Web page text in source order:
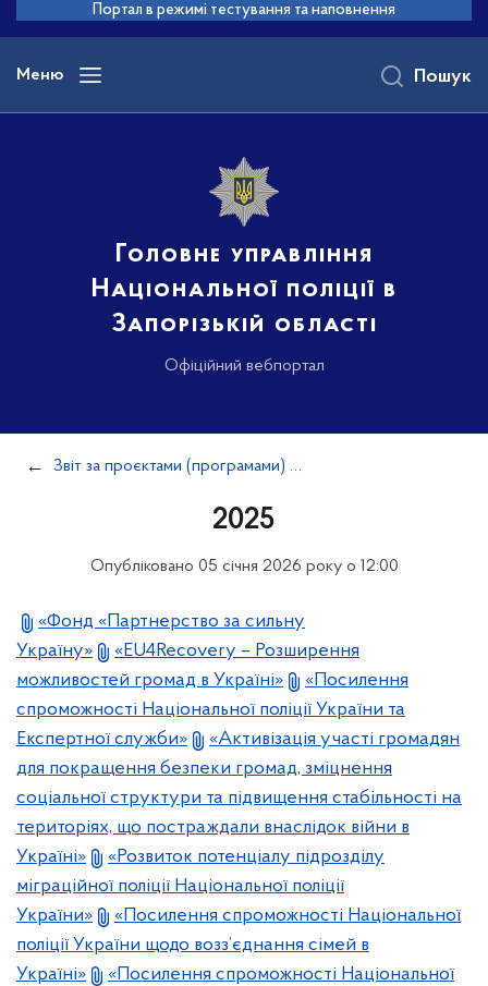
основного
вмісту
Портал в режимі тестування та наповнення
Меню
Головне управління
Національної поліції в
Запорізькій області
Офіційний вебпортал
Пошук
Звіт за проєктами (програмами) міжнародної технічної допомоги
2025
Опубліковано 05 січня 2026 року о 12:00
«Фонд «Партнерство за сильну
Україну»
«EU4Recovery – Розширення
можливостей громад в Україні»
«Посилення
спроможності Національної поліції України та
Експертної служби»
«Активізація участі громадян
для покращення безпеки громад, зміцнення
соціальної структури та підвищення стабільності на
територіях, що постраждали внаслідок війни в
Україні»
«Розвиток потенціалу підрозділу
міграційної поліції Національної поліції
України»
«Посилення спроможності Національної
поліції України щодо возз’єднання сімей в
Україні»
«Посилення спроможності Національної